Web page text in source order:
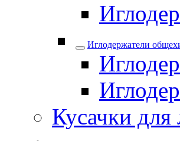
Иглодержатели
Кусачки